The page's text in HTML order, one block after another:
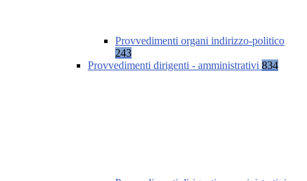
Provvedimenti organi indirizzo-politico
243
Provvedimenti dirigenti - amministrativi 834